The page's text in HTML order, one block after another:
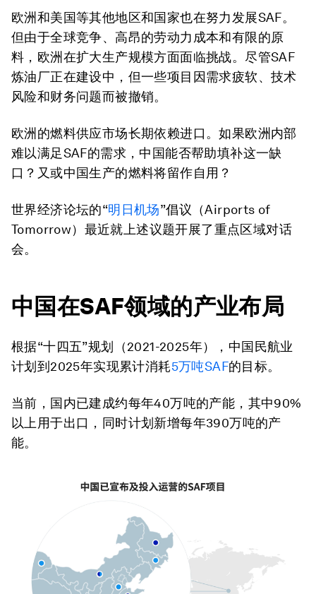
欧洲和美国等其他地区和国家也在努力发展SAF。
但由于全球竞争、高昂的劳动力成本和有限的原
料，欧洲在扩大生产规模方面面临挑战。尽管SAF
炼油厂正在建设中，但一些项目因需求疲软、技术
风险和财务问题而被撤销。
欧洲的燃料供应市场长期依赖进口。如果欧洲内部
难以满足SAF的需求，中国能否帮助填补这一缺
口？又或中国生产的燃料将留作自用？
世界经济论坛的“明日机场”倡议（Airports of
Tomorrow）最近就上述议题开展了重点区域对话
会。
中国在SAF领域的产业布局
根据“十四五”规划（2021-2025年），中国民航业
计划到2025年实现累计消耗5万吨SAF的目标。
当前，国内已建成约每年40万吨的产能，其中90%
以上用于出口，同时计划新增每年390万吨的产
能。